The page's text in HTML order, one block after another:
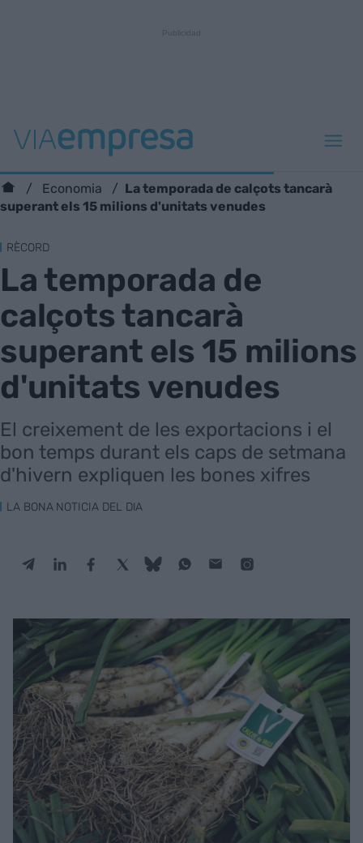
Economia
​La temporada de calçots tancarà
superant els 15 milions d'unitats venudes
RÈCORD
​La temporada de
calçots tancarà
superant els 15 milions
d'unitats venudes
El creixement de les exportacions i el
bon temps durant els caps de setmana
d'hivern expliquen les bones xifres
LA BONA NOTICIA DEL DIA